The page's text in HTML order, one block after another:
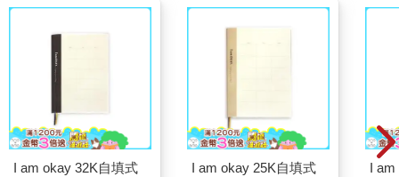
I am okay 32K自填式
I am okay 25K自填式
I am